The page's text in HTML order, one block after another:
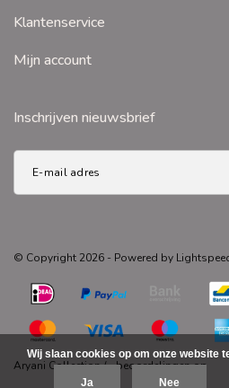
Klantenservice
Mijn account
Inschrijven nieuwsbrief
© Copyright 2026 - Powered by
Aryani Collection/-beoordelingen op
Wij slaan cookies op om onze website
Ja Nee